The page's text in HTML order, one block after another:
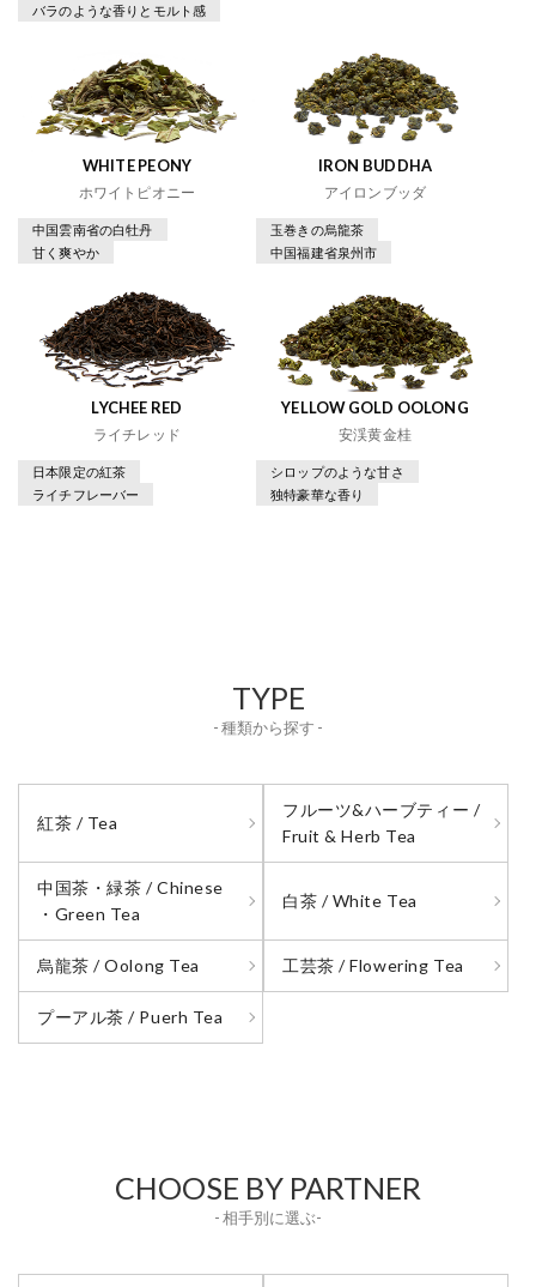
バラのような香りとモルト感
WHITE PEONY
ホワイトピオニー
中国雲南省の白牡丹
甘く爽やか
IRON BUDDHA
アイロンブッダ
玉巻きの烏龍茶
中国福建省泉州市
LYCHEE RED
ライチレッド
日本限定の紅茶
ライチフレーバー
YELLOW GOLD OOLONG
安渓黄金桂
シロップのような甘さ
独特豪華な香り
TYPE
- 種類から探す -
紅茶 / Tea
フルーツ&ハーブティー /
Fruit & Herb Tea
中国茶・緑茶 / Chinese
・Green Tea
白茶 / White Tea
烏龍茶 / Oolong Tea 工芸茶 / Flowering Tea
プーアル茶 / Puerh Tea
CHOOSE BY PARTNER
- 相手別に選ぶ-